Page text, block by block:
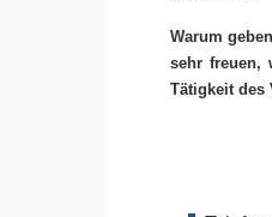
Warum
sehr freuen,
Tätigkeit des